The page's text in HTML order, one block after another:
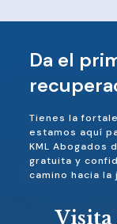
Da el
Tienes la
estamos aquí
KML Abogados
gratuita y
camino hacia la
Visita